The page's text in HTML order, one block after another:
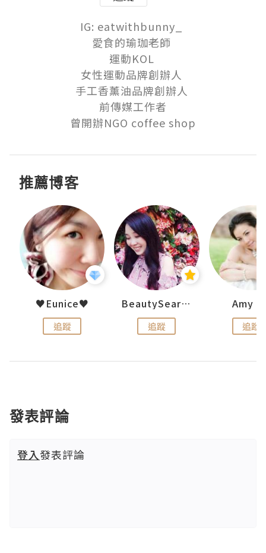
IG: eatwithbunny_
愛食的瑜珈老師
運動KOL
女性運動品牌創辦人
手工香薰油品牌創辦人
前傳媒工作者
曾開辦NGO coffee shop
推薦博客
♥Eunice♥
追蹤
BeautySearch
追蹤
Amy
追蹤
發表評論
登入發表評論